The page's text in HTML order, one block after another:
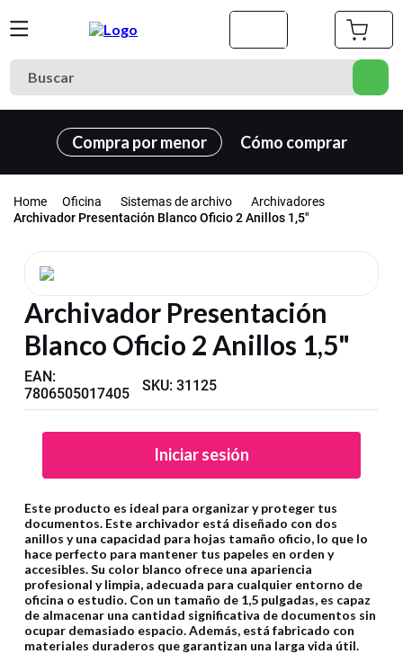
Buscar
Compra por menor Cómo comprar
Oficina Sistemas de archivo
Archivadores
Archivador Presentación Blanco Oficio 2 Anillos 1,5"
Archivador Presentación
Blanco Oficio 2 Anillos 1,5"
EAN:
7806505017405
SKU:31125
Iniciar sesión
Este producto es ideal para organizar y proteger tus
documentos. Este archivador está diseñado con dos
anillos y una capacidad para hojas tamaño oficio, lo que lo
hace perfecto para mantener tus papeles en orden y
accesibles. Su color blanco ofrece una apariencia
profesional y limpia, adecuada para cualquier entorno de
oficina o estudio. Con un tamaño de 1,5 pulgadas, es capaz
de almacenar una cantidad significativa de documentos sin
ocupar demasiado espacio. Además, está fabricado con
materiales duraderos que garantizan una larga vida útil.
Términos más buscados
cuaderno
3. cuadernos
5.
6. estuche
harry potter
8.
10